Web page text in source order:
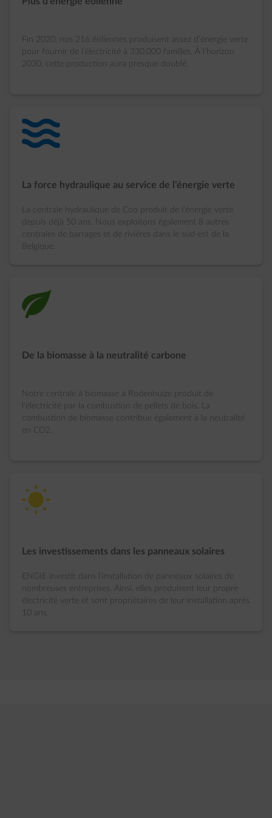
Fin 2020, nos 216 éoliennes produisent assez d’énergie verte
pour fournir de l’électricité à 330.000 familles. À l’horizon
2030, cette production aura presque doublé.
water-waves
La force hydraulique au service de l’énergie verte
La centrale hydraulique de Coo produit de l’énergie verte
depuis déjà 50 ans. Nous exploitons également 8 autres
centrales de barrages et de rivières dans le sud-est de la
Belgique.
green-energy
De la biomasse à la neutralité carbone
Notre centrale à biomasse à Rodenhuize produit de
l’électricité par la combustion de pellets de bois. La
combustion de biomasse contribue également à la neutralité
en CO2.
solar-energy
Les investissements dans les panneaux solaires
ENGIE investit dans l'installation de panneaux solaires de
nombreuses entreprises. Ainsi, elles produisent leur propre
électricité verte et sont propriétaires de leur installation après
10 ans.